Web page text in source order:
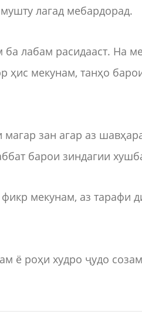
лагад мебардорад.
лабам расидааст. На
ҳис мекунам, танҳо
зан агар аз
барои зиндагии
мекунам, аз тарафи
ё роҳи худро ҷудо